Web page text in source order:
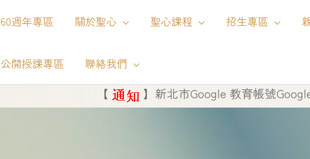
60週年專區 關於聖心 聖心課程 招生專區
公開授課專區 聯絡我們
】新北市Google 教育帳號Google Chat